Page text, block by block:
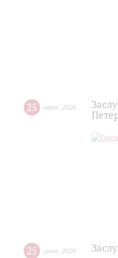
25 июня 2026
25 июня 2026